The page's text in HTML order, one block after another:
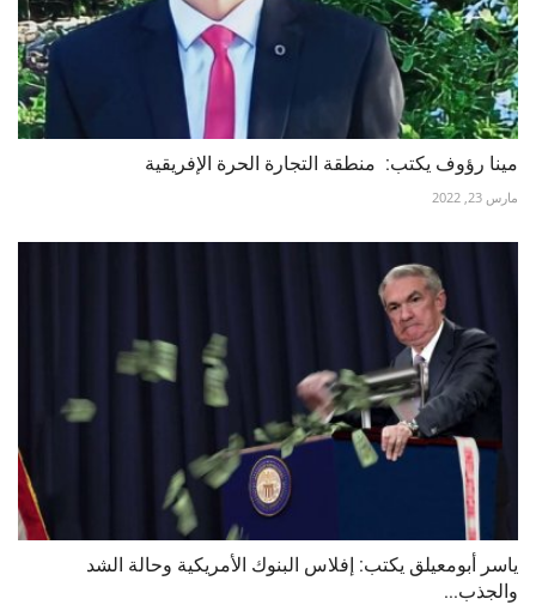
مينا رؤوف يكتب: منطقة التجارة الحرة الإفريقية
مارس 23, 2022
ياسر أبومعيلق يكتب: إفلاس البنوك الأمريكية وحالة الشد
والجذب...